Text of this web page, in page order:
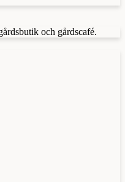
och gårdscafé.